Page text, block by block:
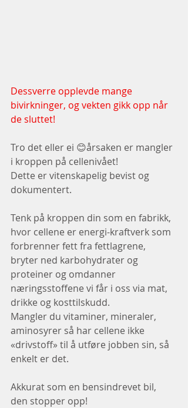
Dessverre opplevde mange
bivirkninger, og vekten gikk opp når
de sluttet!
Tro det eller ei 😊årsaken er mangler
i kroppen på cellenivået!
Dette er vitenskapelig bevist og
dokumentert.
Tenk på kroppen din som en fabrikk,
hvor cellene er energi-kraftverk som
forbrenner fett fra fettlagrene,
bryter ned karbohydrater og
proteiner og omdanner
næringsstoffene vi får i oss via mat,
drikke og kosttilskudd.
Mangler du vitaminer, mineraler,
aminosyrer så har cellene ikke
«drivstoff» til å utføre jobben sin, så
enkelt er det.
Akkurat som en bensindrevet bil,
den stopper opp!